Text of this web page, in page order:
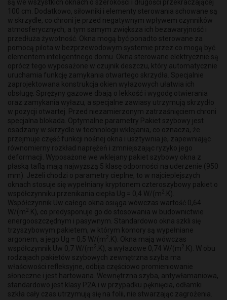
są we wszystkich oknach o szerokości i długości przekraczającej
100 cm. Dodatkowo, siłowniki i elementy sterowania schowane są
w skrzydle, co chroni je przed negatywnym wpływem czynników
atmosferycznych, a tym samym zwiększa ich bezawaryjność i
przedłuża żywotność. Okna mogą być ponadto sterowane za
pomocą pilota w bezprzewodowym systemie przez co mogą być
elementem inteligentnego domu. Okna sterowane elektrycznie są
oprócz tego wyposażone w czujnik deszczu, który automatycznie
uruchamia funkcję zamykania otwartego skrzydła. Specjalnie
zaprojektowana konstrukcja okien wyłazowych ułatwia ich
obsługę. Sprężyny gazowe dbają o lekkość i wygodę otwierania
oraz zamykania wyłazu, a specjalne zawiasy utrzymują skrzydło
w pozycji otwartej. Przed niezamierzonym zatrzaśnięciem chroni
specjalna blokada. Optymalne parametry Pakiet szybowy jest
osadzany w skrzydle w technologii wklejania, co oznacza, że
przejmuje część funkcji nośnej okna i usztywnia je, zapewniając
równomierny rozkład naprężeń i zmniejszając ryzyko jego
deformacji. Wyposażone we wklejany pakiet szybowy okna z
płaską taflą mają najwyższą 5 klasę odporności na uderzenie (950
mm). Jeżeli chodzi o parametry cieplne, to w najcieplejszych
oknach stosuje się wypełniany kryptonem czteroszybowy pakiet o
współczynniku przenikania ciepła Ug = 0,4 W/(m2 .K).
Współczynnik Uw całego okna osiąga wówczas wartość 0,64
W/(m2 .K), co predysponuje go do stosowania w budownictwie
energooszczędnym i pasywnym. Standardowo okna szkli się
trzyszybowym pakietem, w którym komory są wypełniane
argonem, a jego Ug = 0,5 W/(m2 .K). Okna mają wówczas
współczynnik Uw 0,7 W/(m2 .K), a wyłazowe 0,74 W/(m2 .K). W obu
rodzajach pakietów szybowych zewnętrzna szyba ma
właściwości refleksyjne, odbija częściowo promieniowanie
słoneczne i jest hartowana. Wewnętrzna szyba, antywłamaniowa,
standardowo jest klasy P2A i w przypadku pęknięcia, odłamki
szkła cały czas utrzymują się na folii, nie stwarzając zagrożenia.